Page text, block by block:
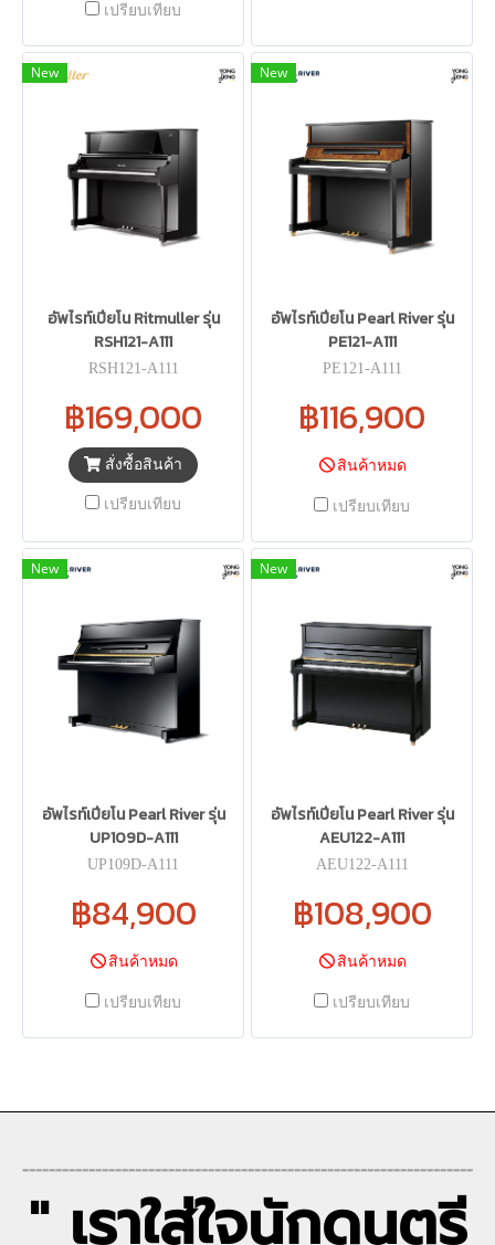
เปรียบเทียบ
New
อัพไรท์เปียโน Ritmuller รุ่น
RSH121-A111
RSH121-A111
฿169,000
สั่งซื้อสินค้า
เปรียบเทียบ
New
อัพไรท์เปียโน Pearl River รุ่น
PE121-A111
PE121-A111
฿116,900
สินค้าหมด
เปรียบเทียบ
New
อัพไรท์เปียโน Pearl River รุ่น
UP109D-A111
UP109D-A111
฿84,900
สินค้าหมด
เปรียบเทียบ
New
อัพไรท์เปียโน Pearl River รุ่น
AEU122-A111
AEU122-A111
฿108,900
สินค้าหมด
เปรียบเทียบ
--------------------------------------------------------------------
" เราใส่ใจนักดนตรี